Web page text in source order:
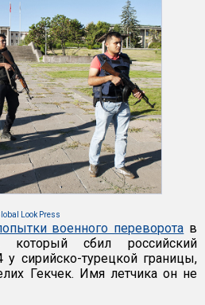
Look Press
военного переворота в
сбил российский
сирийско-турецкой границы,
Гекчек. Имя летчика он не